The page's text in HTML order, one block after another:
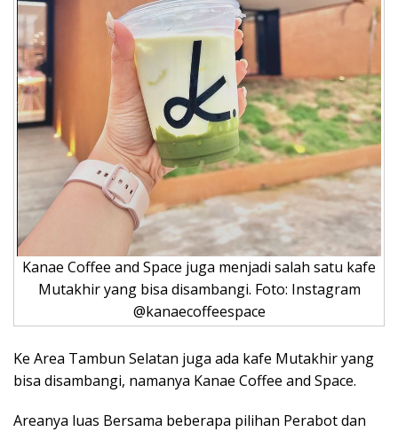
Kanae Coffee and Space juga menjadi salah satu kafe
Mutakhir yang bisa disambangi. Foto: Instagram
@kanaecoffeespace
Ke Area Tambun Selatan juga ada kafe Mutakhir yang
bisa disambangi, namanya Kanae Coffee and Space.
Areanya luas Bersama beberapa pilihan Perabot dan